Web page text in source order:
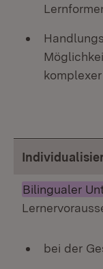
Bilingualer
bei der